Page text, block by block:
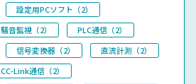
設定用PCソフト（2）
騒音監視（2）
PLC通信（2）
信号変換器（2）
直流計測（2）
CC-Link通信（2）